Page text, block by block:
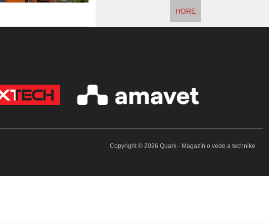
HORE
Copyright © 2026 Quark - Magazín o vede a technike